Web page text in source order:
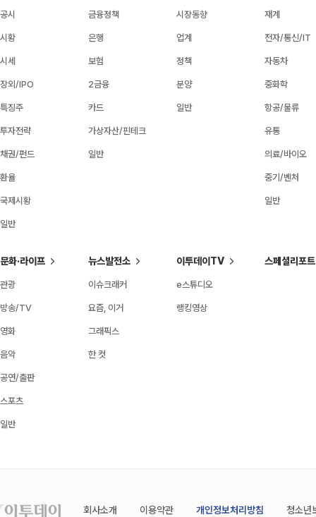
공시
시황
시세
장외/IPO
특징주
투자전략
채권/펀드
환율
국제시황
일반
금융정책
은행
보험
2금융
카드
가상자산/핀테크
일반
시장동향
업계
정책
분양
일반
재계
전자/통신/IT
자동차
중화학
항공/물류
유통
의료/바이오
중기/벤처
일반
문화·라이프
관광
방송/TV
영화
음악
공연/출판
스포츠
일반
뉴스발전소
이슈크래커
요즘, 이거
그래픽스
한 컷
이투데이TV
e스튜디오
랭킹영상
스페셜리포트
회사소개 이용약관 개인정보처리방침 청소년